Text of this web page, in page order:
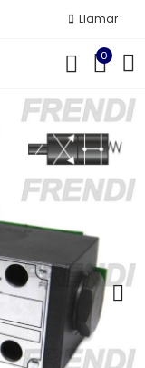
Llamar
0